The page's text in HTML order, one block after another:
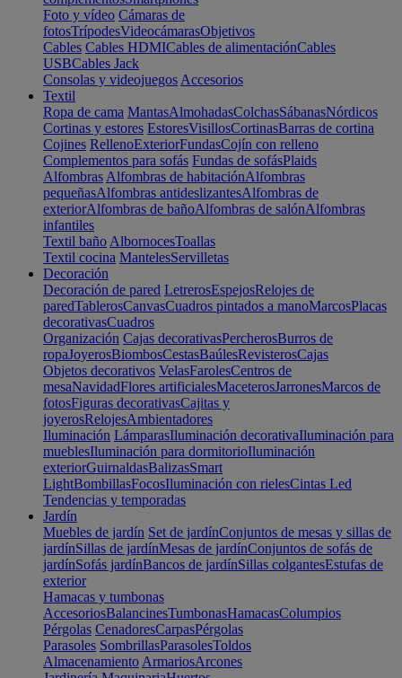
Foto y vídeo Cámaras de
fotosTrípodesVideocámarasObjetivos
Cables Cables HDMICables de alimentaciónCables
USBCables Jack
Consolas y videojuegos Accesorios
Textil
Ropa de cama MantasAlmohadasColchasSábanasNórdicos
Cortinas y estores EstoresVisillosCortinasBarras de cortina
Cojines RellenoExteriorFundasCojín con relleno
Complementos para sofás Fundas de sofásPlaids
Alfombras Alfombras de habitaciónAlfombras
pequeñasAlfombras antideslizantesAlfombras de
exteriorAlfombras de bañoAlfombras de salónAlfombras
infantiles
Textil baño AlbornocesToallas
Textil cocina MantelesServilletas
Decoración
Decoración de pared LetrerosEspejosRelojes de
paredTablerosCanvasCuadros pintados a manoMarcosPlacas
decorativasCuadros
Organización Cajas decorativasPercherosBurros de
ropaJoyerosBiombosCestasBaúlesRevisterosCajas
Objetos decorativos VelasFarolesCentros de
mesaNavidadFlores artificialesMaceterosJarronesMarcos de
fotosFiguras decorativasCajitas y
joyerosRelojesAmbientadores
Iluminación LámparasIluminación decorativaIluminación para
mueblesIluminación para dormitorioIluminación
exteriorGuirnaldasBalizasSmart
LightBombillasFocosIluminación con rielesCintas Led
Tendencias y temporadas
Jardín
Muebles de jardín Set de jardínConjuntos de mesas y sillas de
jardínSillas de jardínMesas de jardínConjuntos de sofás de
jardínSofás jardínBancos de jardínSillas colgantesEstufas de
exterior
Hamacas y tumbonas
AccesoriosBalancinesTumbonasHamacasColumpios
Pérgolas CenadoresCarpasPérgolas
Parasoles SombrillasParasolesToldos
Almacenamiento ArmariosArcones